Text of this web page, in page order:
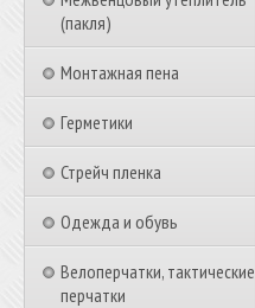
(пакля)
Монтажная пена
Герметики
Стрейч пленка
Одежда и обувь
Велоперчатки, тактические
перчатки